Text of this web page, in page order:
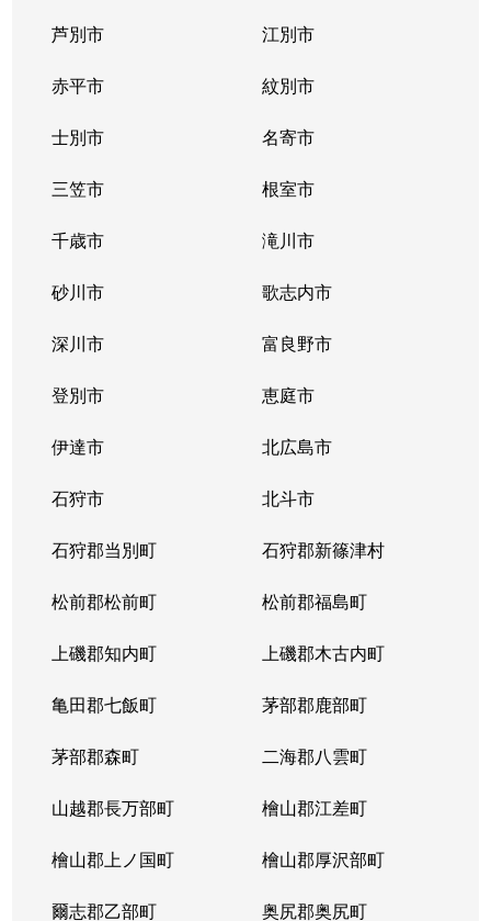
北３９条東
栄町(札幌)
北４０条東
栄町(札幌)
北４０条東
栄町(札幌)
北４１条東
麻生
北４２条東
栄町(札幌)
北４３条東
栄町(札幌)
北４３条東
栄町(札幌)
北４６条東
栄町(札幌)
北４６条東
栄町(札幌)
東苗穂５条
元町(札幌)
伏古４条
環状通東
本町２条
環状通東
芦別市 江別市
赤平市 紋別市
士別市 名寄市
三笠市 根室市
千歳市 滝川市
砂川市 歌志内市
深川市 富良野市
登別市 恵庭市
伊達市 北広島市
石狩市 北斗市
石狩郡当別町 石狩郡新篠津村
松前郡松前町 松前郡福島町
上磯郡知内町 上磯郡木古内町
亀田郡七飯町 茅部郡鹿部町
茅部郡森町 二海郡八雲町
山越郡長万部町 檜山郡江差町
檜山郡上ノ国町 檜山郡厚沢部町
爾志郡乙部町 奥尻郡奥尻町